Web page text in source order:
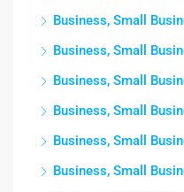
Business, Small
Business, Small
Business, Small
Business, Small
Business, Small
Business, Small